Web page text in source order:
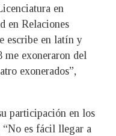
en
en Relaciones
escribe en latín y
exoneraron del
exonerados”,
participación en los
“No es fácil llegar a